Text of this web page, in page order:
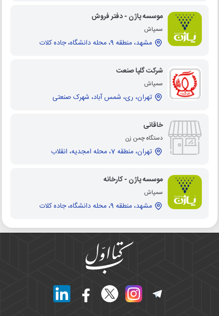
موسسه پاژن - دفتر فروش
سمپاش
مشهد، منطقه 9، محله دانشگاه، جاده کلات
شرکت گلپا صنعت
سمپاش
تهران، ری، شمس آباد، شهرک صنعتی
خاقانی
دستگاه چمن زن
تهران، منطقه 7، محله امجدیه، انقلاب
موسسه پاژن - کارخانه
سمپاش
مشهد، منطقه 9، محله دانشگاه، جاده کلات